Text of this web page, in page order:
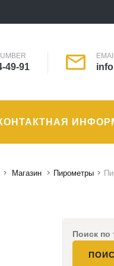
49-91
EMAIL
> Магазин > Пирометры >